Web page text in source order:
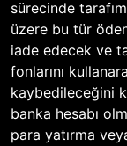
sürecinde
üzere bu tür
iade edecek ve
fonlarını
kaybedileceğini
banka hesabı
para yatırma